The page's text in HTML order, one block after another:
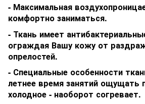
- Максимальная
комфортно заниматься.
- Ткань имеет
ограждая Вашу кожу от
опрелостей.
- Специальные особенности
летнее время занятий ощущать
холодное - наоборот согревает.